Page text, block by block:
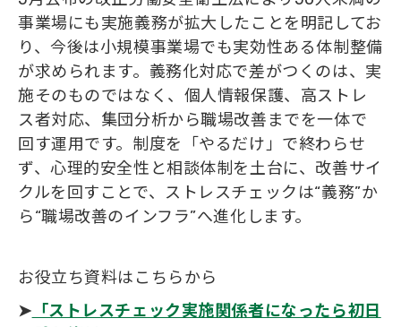
事業場にも実施義務が拡大したことを明記してお
り、今後は小規模事業場でも実効性ある体制整備
が求められます。義務化対応で差がつくのは、実
施そのものではなく、個人情報保護、高ストレ
ス者対応、集団分析から職場改善までを一体で
回す運用です。制度を「やるだけ」で終わらせ
ず、心理的安全性と相談体制を土台に、改善サイ
クルを回すことで、ストレスチェックは“義務”か
ら“職場改善のインフラ”へ進化します。
お役立ち資料はこちらから
➤ 「ストレスチェック実施関係者になったら初日